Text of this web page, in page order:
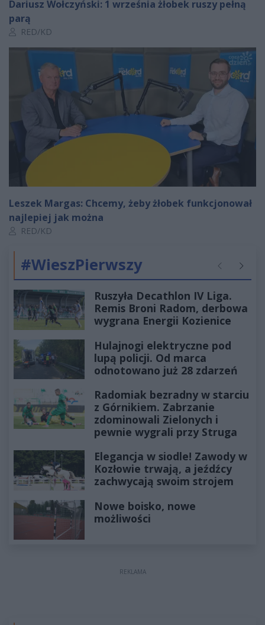
Dariusz Wołczyński: 1 września żłobek ruszy pełną
parą
Autor artykułu:
RED/KD
Leszek Margas: Chcemy, żeby żłobek funkcjonował
najlepiej jak można
Autor artykułu:
RED/KD
#WieszPierwszy Poprzednie
Ruszyła Decathlon IV Liga.
Remis Broni Radom, derbowa
wygrana Energii Kozienice
Hulajnogi elektryczne pod
lupą policji. Od marca
odnotowano już 28 zdarzeń
Radomiak bezradny w starciu
z Górnikiem. Zabrzanie
zdominowali Zielonych i
pewnie wygrali przy Struga
Elegancja w siodle! Zawody w
Kozłowie trwają, a jeźdźcy
zachwycają swoim strojem
Nowe boisko, nowe
możliwości
REKLAMA